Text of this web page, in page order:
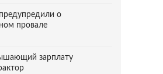
о
провале
зарплату